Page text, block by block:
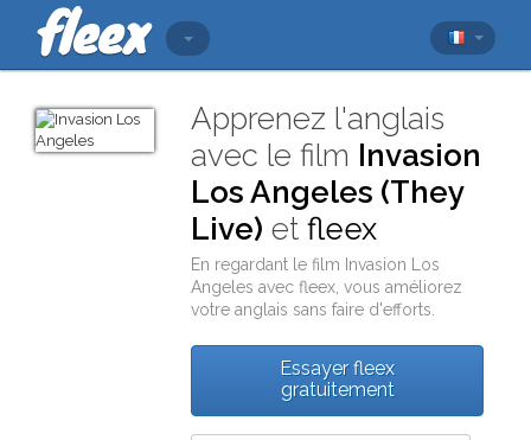
Apprenez l'anglais
avec le film Invasion
Los Angeles (They
Live) etfleex
En regardant le film Invasion Los
Angeles avecfleex , vous améliorez
votre anglais sans faire d'efforts.
Essayer fleex
gratuitement